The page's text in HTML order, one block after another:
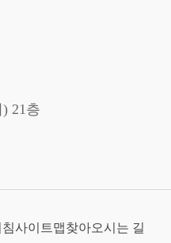
21층
사이트맵찾아오시는 길